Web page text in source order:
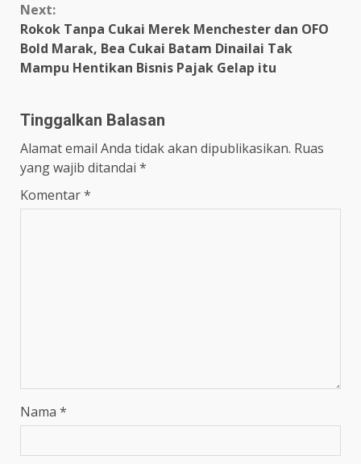
Next:
Rokok Tanpa Cukai Merek Menchester dan OFO
Bold Marak, Bea Cukai Batam Dinailai Tak
Mampu Hentikan Bisnis Pajak Gelap itu
Tinggalkan Balasan
Alamat email Anda tidak akan dipublikasikan. Ruas
yang wajib ditandai *
Komentar*
Nama *